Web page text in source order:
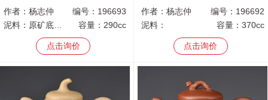
编号： 196693
作者： 杨志仲
容量： 290cc
泥料： 原矿底槽青
点击询价
编号： 196692
作者： 杨志仲
容量：370cc
泥料：
点击询价